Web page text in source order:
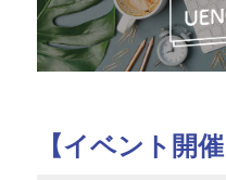
【イベント開